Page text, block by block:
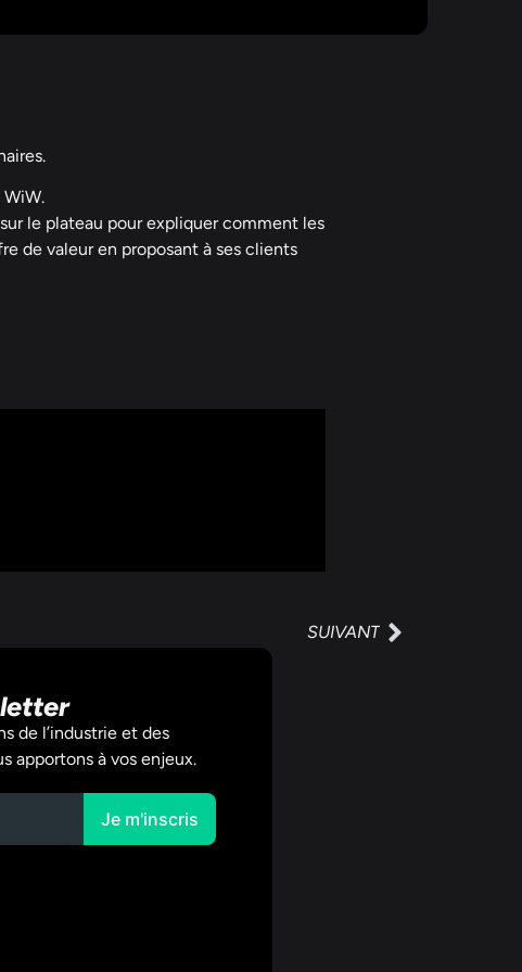
WiW.
le plateau pour expliquer comment les
de valeur en proposant à ses clients
SUIVANT
de l’industrie et des
apportons à vos enjeux.